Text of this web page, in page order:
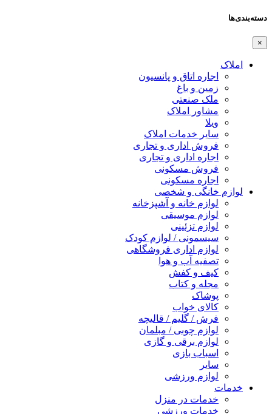
دسته‌بندی‌ها
×
املاک
اجاره اتاق و پانسیون
زمین و باغ
ملک صنعتی
مشاور املاک
ویلا
سایر خدمات املاک
فروش اداری و تجاری
اجاره اداری و تجاری
فروش مسکونی
اجاره مسکونی
لوازم خانگی و شخصی
لوازم خانه و آشپزخانه
لوازم موسیقی
لوازم تزئینی
سیسمونی / لوازم کودک
لوازم اداری فروشگاهی
تصفیه آب و هوا
کیف و کفش
مجله و کتاب
پوشاک
کالای خواب
فرش / گلیم / قالیچه
لوازم چوبی / مبلمان
لوازم برقی و گازی
اسباب بازی
سایر
لوازم ورزشی
خدمات
خدمات در منزل
خدمات ورزشی